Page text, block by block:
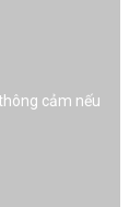
cảm nếu